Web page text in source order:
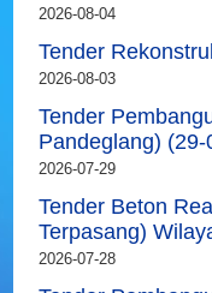
2026-08-04
Tender
2026-08-03
Tender
Pandeglang) (29-
2026-07-29
Tender Beton
Terpasang)
2026-07-28